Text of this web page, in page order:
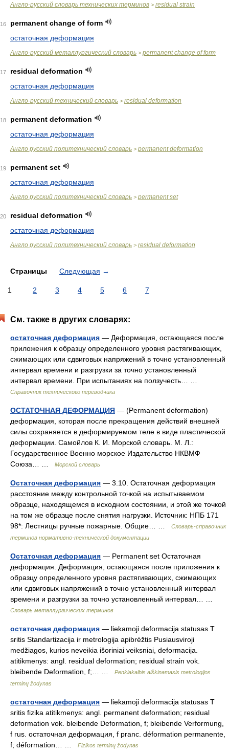
Англо-русский словарь технических терминов > residual strain
16
permanent change of form
остаточная деформация
Англо-русский металлургический словарь > permanent change of form
17
residual deformation
остаточная деформация
Англо-русский технический словарь > residual deformation
18
permanent deformation
остаточная деформация
Англо русский политехнический словарь > permanent deformation
19
permanent set
остаточная деформация
Англо русский политехнический словарь > permanent set
20
residual deformation
остаточная деформация
Англо русский политехнический словарь > residual deformation
Страницы Следующая →
1 2 3 4 5 6 7
См. также в других словарях:
остаточная деформация — Деформация, остающаяся после
приложения к образцу определенного уровня растягивающих,
сжимающих или сдвиговых напряжений в точно установленный
интервал времени и разгрузки за точно установленный
интервал времени. При испытаниях на ползучесть… …
Справочник технического переводчика
ОСТАТОЧНАЯ ДЕФОРМАЦИЯ — (Permanent deformation)
деформация, которая после прекращения действий внешней
силы сохраняется в деформируемом теле в виде пластической
деформации. Самойлов К. И. Морской словарь. М. Л.:
Государственное Военно морское Издательство НКВМФ
Союза… …
Морской словарь
Остаточная деформация — 3.10. Остаточная деформация
расстояние между контрольной точкой на испытываемом
образце, находящемся в исходном состоянии, и этой же точкой
на том же образце после снятия нагрузки. Источник: НПБ 171
98*: Лестницы ручные пожарные. Общие… …
Словарь-справочник
терминов нормативно-технической документации
Остаточная деформация — Permanent set Остаточная
деформация. Деформация, остающаяся после приложения к
образцу определенного уровня растягивающих, сжимающих
или сдвиговых напряжений в точно установленный интервал
времени и разгрузки за точно установленный интервал… …
Словарь металлургических терминов
остаточная деформация — liekamoji deformacija statusas T
sritis Standartizacija ir metrologija apibrėžtis Pusiausviroji
medžiagos, kurios neveikia išoriniai veiksniai, deformacija.
atitikmenys: angl. residual deformation; residual strain vok.
bleibende Deformation, f;… …
Penkiakalbis aiškinamasis metrologijos
terminų žodynas
остаточная деформация — liekamoji deformacija statusas T
sritis fizika atitikmenys: angl. permanent deformation; residual
deformation vok. bleibende Deformation, f; bleibende Verformung,
f rus. остаточная деформация, f pranc. déformation permanente,
f; déformation… …
Fizikos terminų žodynas